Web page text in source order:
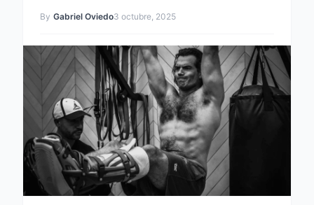
By Gabriel Oviedo3 octubre, 2025